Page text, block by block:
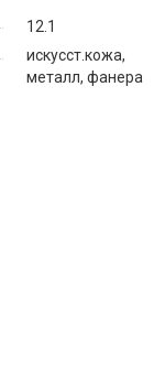
12.1
искусст.кожа,
металл, фанера